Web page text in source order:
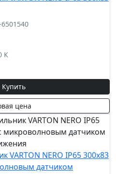
К
Купить
цена
VARTON NERO IP65 300х83
датчиком